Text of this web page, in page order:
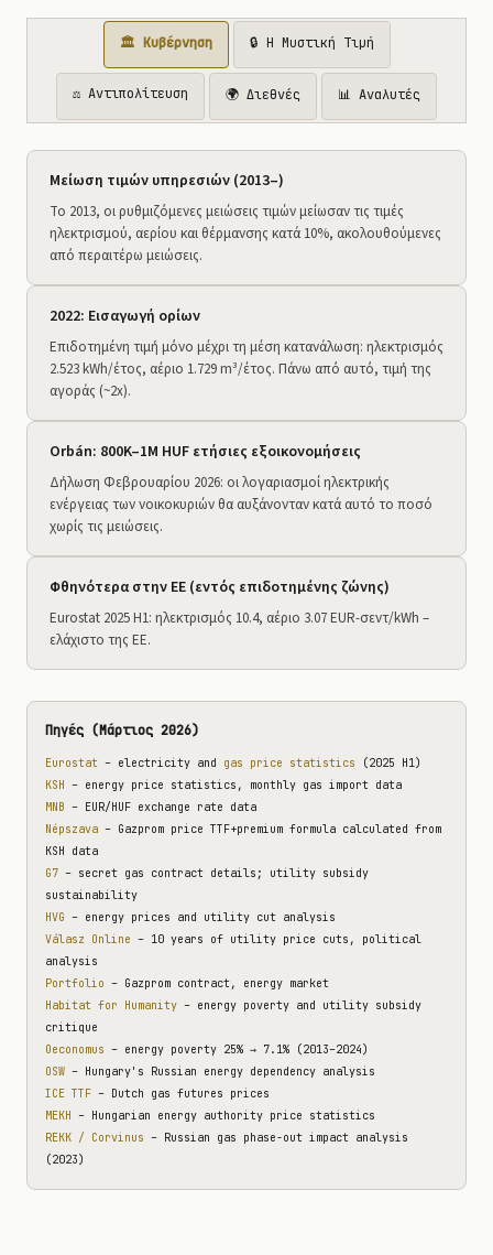
🏛️ Κυβέρνηση 🔒 Η Μυστική Τιμή
⚖️ Αντιπολίτευση 🌍 Διεθνές 📊 Αναλυτές
Μείωση τιμών υπηρεσιών (2013–)
Το 2013, οι ρυθμιζόμενες μειώσεις τιμών μείωσαν τις τιμές
ηλεκτρισμού, αερίου και θέρμανσης κατά 10%, ακολουθούμενες
από περαιτέρω μειώσεις.
2022: Εισαγωγή ορίων
Επιδοτημένη τιμή μόνο μέχρι τη μέση κατανάλωση: ηλεκτρισμός
2.523 kWh/έτος, αέριο 1.729 m³/έτος. Πάνω από αυτό, τιμή της
αγοράς (~2x).
Orbán: 800K–1M HUF ετήσιες εξοικονομήσεις
Δήλωση Φεβρουαρίου 2026: οι λογαριασμοί ηλεκτρικής
ενέργειας των νοικοκυριών θα αυξάνονταν κατά αυτό το ποσό
χωρίς τις μειώσεις.
Φθηνότερα στην ΕΕ (εντός επιδοτημένης ζώνης)
Eurostat 2025 H1: ηλεκτρισμός 10.4, αέριο 3.07 EUR-σεντ/kWh –
ελάχιστο της ΕΕ.
Πηγές (Μάρτιος 2026)
Eurostat – electricity and gas price statistics (2025 H1)
KSH – energy price statistics, monthly gas import data
MNB – EUR/HUF exchange rate data
Népszava – Gazprom price TTF+premium formula calculated from
KSH data
G7 – secret gas contract details; utility subsidy
sustainability
HVG – energy prices and utility cut analysis
Válasz Online – 10 years of utility price cuts, political
analysis
Portfolio – Gazprom contract, energy market
Habitat for Humanity – energy poverty and utility subsidy
critique
Oeconomus – energy poverty 25% → 7.1% (2013–2024)
OSW – Hungary's Russian energy dependency analysis
ICE TTF – Dutch gas futures prices
MEKH – Hungarian energy authority price statistics
REKK / Corvinus – Russian gas phase-out impact analysis
(2023)